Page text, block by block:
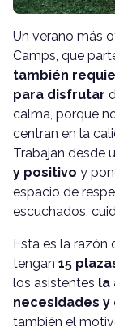
Un verano más
Camps, que
también
para disfrutar
calma, porque
centran en la
Trabajan desde
y positivo y
espacio de
escuchados,
Esta es la razón
tengan 15
los asistentes la
necesidades y
también el